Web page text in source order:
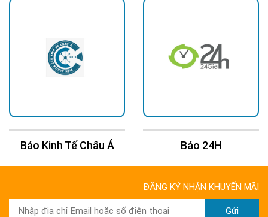
Báo Kinh Tế Châu Á Báo 24H
ĐĂNG KÝ NHẬN KHUYẾN MÃI
Gửi